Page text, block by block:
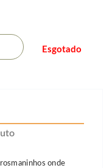
Esgotado
onde